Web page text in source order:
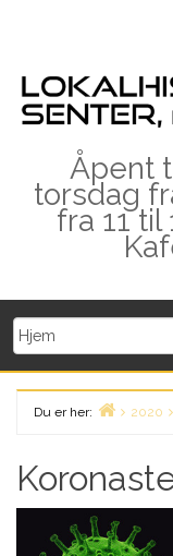
Åpent
torsdag
fra 11 til
Du er her:
2020